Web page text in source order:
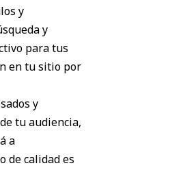
y
y
para tus
en tu sitio por
y
tu audiencia,
a
de calidad es